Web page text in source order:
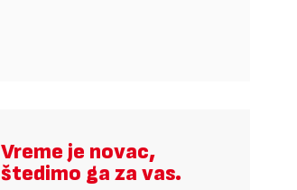
Vreme je novac,
štedimo ga za vas.